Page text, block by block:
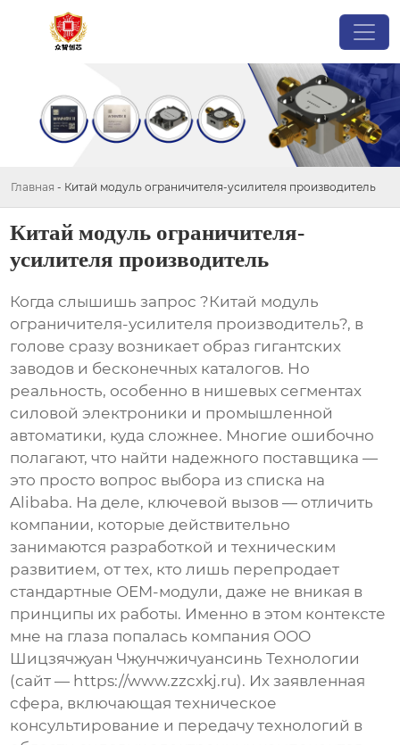
Главная - Китай модуль ограничителя-усилителя производитель
Китай модуль ограничителя-
усилителя производитель
Когда слышишь запрос ?Китай модуль
ограничителя-усилителя производитель?, в
голове сразу возникает образ гигантских
заводов и бесконечных каталогов. Но
реальность, особенно в нишевых сегментах
силовой электроники и промышленной
автоматики, куда сложнее. Многие ошибочно
полагают, что найти надежного поставщика —
это просто вопрос выбора из списка на
Alibaba. На деле, ключевой вызов — отличить
компании, которые действительно
занимаются разработкой и техническим
развитием, от тех, кто лишь перепродает
стандартные OEM-модули, даже не вникая в
принципы их работы. Именно в этом контексте
мне на глаза попалась компания ООО
Шицзячжуан Чжунчжичуансинь Технологии
(сайт — https://www.zzcxkj.ru). Их заявленная
сфера, включающаятехническое
консультирование и передачу технологий в